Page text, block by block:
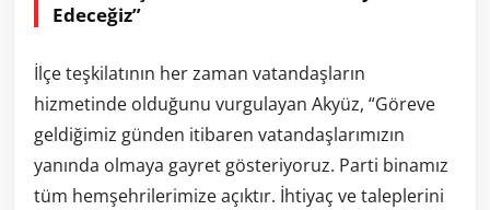
Edeceğiz”
İlçe teşkilatının her zaman vatandaşların
hizmetinde olduğunu vurgulayan Akyüz, “Göreve
geldiğimiz günden itibaren vatandaşlarımızın
yanında olmaya gayret gösteriyoruz. Parti binamız
tüm hemşehrilerimize açıktır. İhtiyaç ve taleplerini